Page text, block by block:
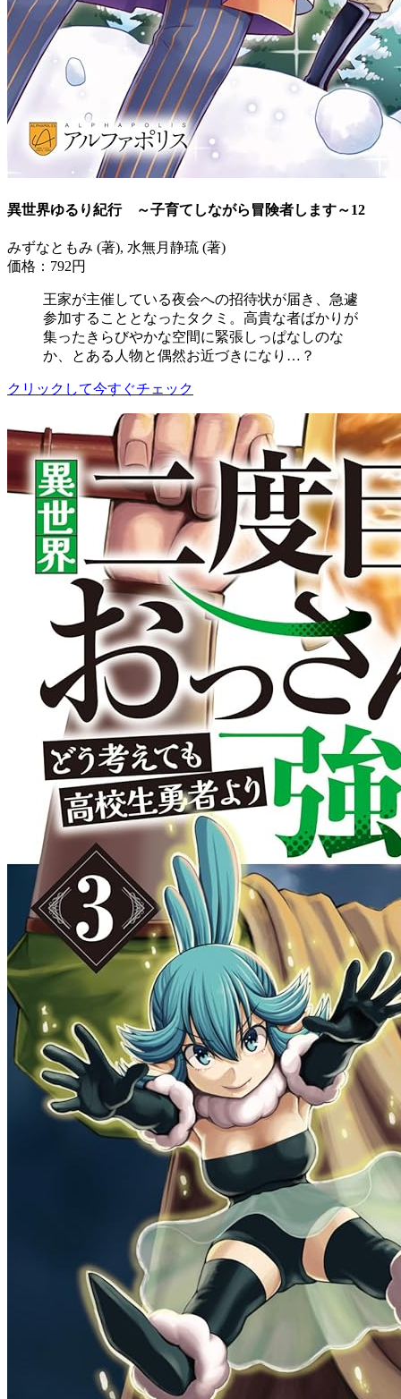
異世界ゆるり紀行 ～子育てしながら冒険者します～12
みずなともみ (著), 水無月静琉 (著)
価格：792円
王家が主催している夜会への招待状が届き、急遽
参加することとなったタクミ。高貴な者ばかりが
集ったきらびやかな空間に緊張しっぱなしのな
か、とある人物と偶然お近づきになり…？
クリックして今すぐチェック